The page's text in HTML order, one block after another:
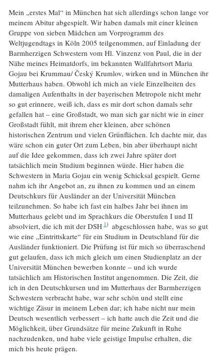
Mein „erstes Mal“ in München hat sich allerdings schon lange vor
meinem Abitur abgespielt. Wir haben damals mit einer kleinen
Gruppe von sieben Mädchen am Vorprogramm des
Weltjugendtags in Köln 2005 teilgenommen, auf Einladung der
Barmherzigen Schwestern vom Hl. Vinzenz von Paul, die in der
Nähe meines Heimatdorfs, im bekannten Wallfahrtsort Maria
Gojau bei Krummau/ Český Krumlov, wirken und in München ihr
Mutterhaus haben. Obwohl ich mich an viele Einzelheiten des
damaligen Aufenthalts in der bayerischen Metropole nicht mehr
so gut erinnere, weiß ich, dass es mir dort schon damals sehr
gefallen hat – eine Großstadt, wo man sich gar nicht wie in einer
Großstadt fühlt, mit ihrem eher kleinen, aber schönen
historischen Zentrum und vielen Grünflächen. Ich dachte mir, das
wäre schon ein guter Ort zum Leben, bin aber überhaupt nicht
auf die Idee gekommen, dass ich zwei Jahre später dort
tatsächlich mein Studium beginnen würde. Hier haben die
Schwestern in Maria Gojau ein wenig Schicksal gespielt. Gerne
nahm ich ihr Angebot an, zu ihnen zu kommen und an einem
Deutschkurs für Ausländer an der Universität München
teilzunehmen. So habe ich fast ein halbes Jahr bei ihnen im
Mutterhaus gelebt und im Sprachkurs die Oberstufen I und II
absolviert, die ich mit der DSH 1
abgeschlossen habe, was so gut
wie eine „Eintrittskarte“ für ein Studium in Deutschland für die
Ausländer funktioniert. Die Prüfung ist für mich so überraschend
gut gelaufen, dass ich mich gleich um einen Studienplatz an der
Universität München bewerben konnte – und ich wurde
tatsächlich am Historischen Institut angenommen. Die Zeit, die
ich in den Deutschkursen und im Mutterhaus der Barmherzigen
Schwestern verbracht habe, war sehr schön und stellt eine
wichtige Zäsur in meinem Leben dar; ich habe nicht nur mein
Deutsch wesentlich verbessert – ich hatte auch die Zeit und die
Möglichkeit, über Grundsätze für meine Zukunft in Ruhe
nachzudenken, und habe viele geistige Impulse erhalten, die
mich bis heute prägen.